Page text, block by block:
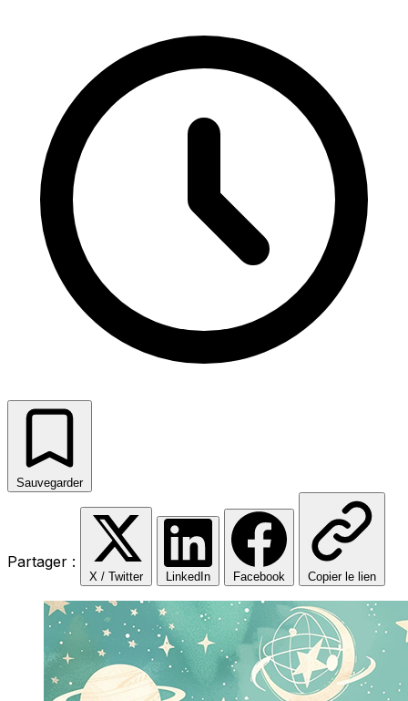
Sauvegarder
Partager :
X / Twitter LinkedIn Facebook Copier le lien